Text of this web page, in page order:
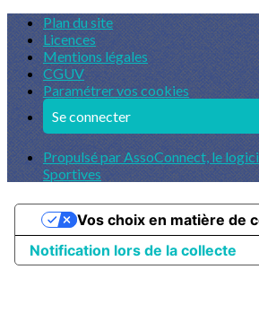
Plan du site
Licences
Mentions légales
CGUV
Paramétrer vos cookies
Se connecter
Propulsé par AssoConnect, le
Sportives
Notification lors de la collecte
Vos choix en matière de